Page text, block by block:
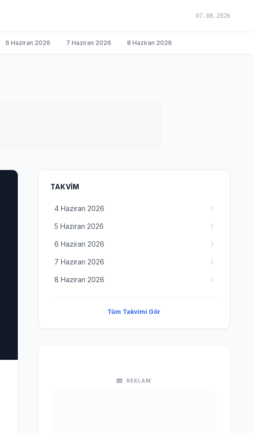
07.08.2026
6 Haziran 2026 7 Haziran 2026 8 Haziran 2026
TAKVIM
4 Haziran 2026
5 Haziran 2026
6 Haziran 2026
7 Haziran 2026
8 Haziran 2026
Tüm Takvimi Gör
REKLAM